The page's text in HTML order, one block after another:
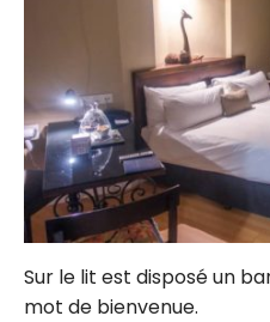
Sur le lit est disposé un
mot de bienvenue.